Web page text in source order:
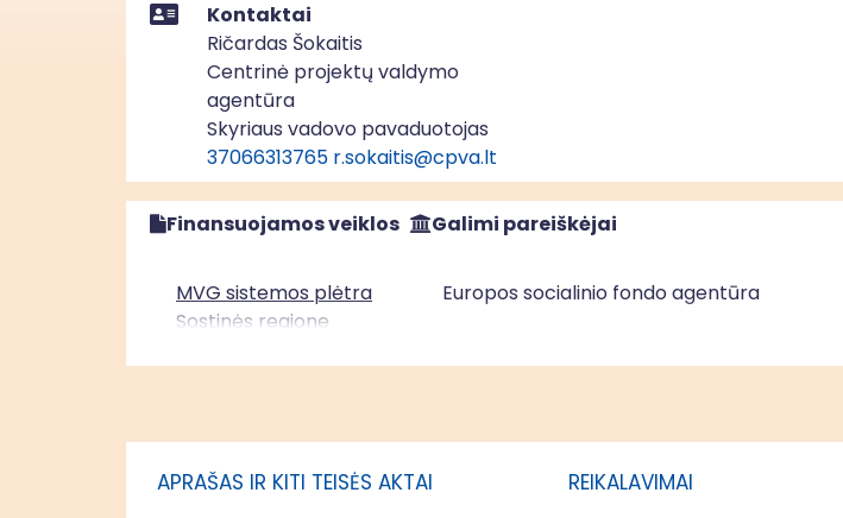
Kontaktai
Ričardas Šokaitis
Centrinė projektų valdymo
agentūra
Skyriaus vadovo pavaduotojas
37066313765 r.sokaitis@cpva.lt
Finansuojamos veiklos Galimi pareiškėjai
MVG sistemos plėtra
Sostinės regione
Europos socialinio fondo agentūra
MVG sistemos plėtra
Europos socialinio fondo agentūra
APRAŠAS IR KITI TEISĖS AKTAI REIKALAVIMAI